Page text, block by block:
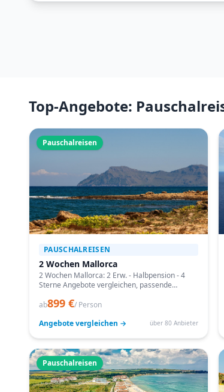
Top-Angebote:
Pauschalreisen
PAUSCHALREISEN
2 Wochen Mallorca
2 Wochen Mallorca: 2 Erw. - Halbpension - 4
Sterne Angebote vergleichen, passende
buchen.
ab899 €/ Person
Angebote vergleichen →
über 80 Anbieter
Pauschalreisen